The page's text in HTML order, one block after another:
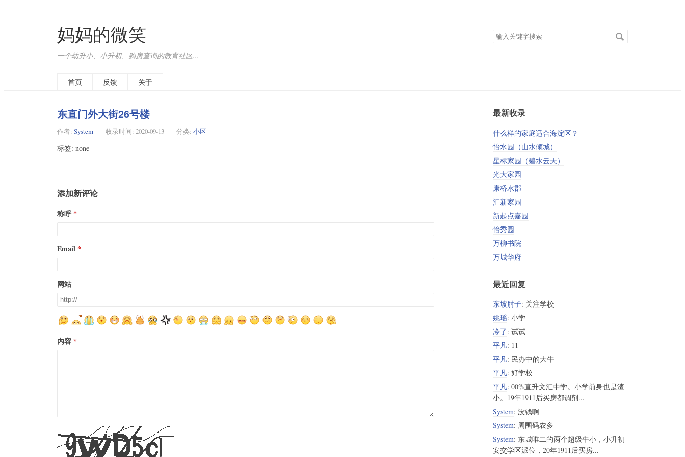
妈妈的微笑
一个幼升小、小升初、购房查询的教育社区...
搜
首页 反馈 关于
东直门外大街26号楼
作者: System 收录时间: 2020-09-13 分类: 小区
标签: none
添加新评论
称呼
Email
网站
内容
最新收录
什么样的家庭适合海淀区？
怡水园（山水倾城）
星标家园（碧水云天）
光大家园
康桥水郡
汇新家园
新起点嘉园
怡秀园
万柳书院
万城华府
最近回复
东坡肘子: 关注学校
姚瑶: 小学
冷了: 试试
平凡: 11
平凡: 民办中的大牛
平凡: 好学校
平凡: 00%直升文汇中学。小学前身也是渣
小。19年1911后买房都调剂...
System: 没钱啊
System: 周围码农多
System: 东城唯二的两个超级牛小，小升初
安交学区派位，20年1911后买房...